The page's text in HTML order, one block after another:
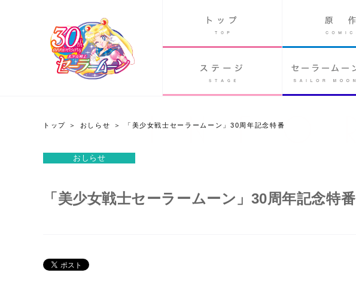
90's アニメPAST ANIME
トップ おしらせ 「美少女戦士セーラームーン」30周年記念特番
おしらせ
「美少女戦士セーラームーン」30周年記念特番